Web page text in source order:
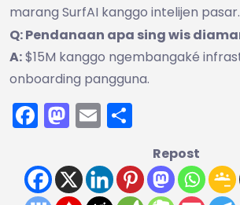
marang SurfAI kanggo intelijen pasar.
Q: Pendanaan apa sing wis
A:$15M kanggo ngembangaké
onboarding pangguna.
Facebook
Mastodon
Email
Repost